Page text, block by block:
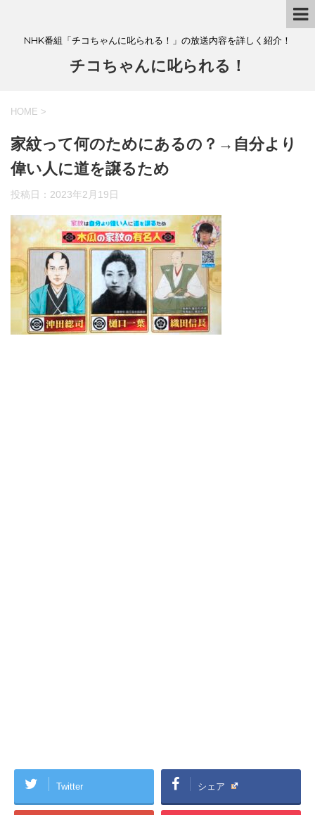
NHK番組「チコちゃんに叱られる！」の放送内容を詳しく紹介！
チコちゃんに叱られる！
HOME >
家紋って何のためにあるの？→自分より
偉い人に道を譲るため
投稿日： 2023年2月19日
Twitter シェア